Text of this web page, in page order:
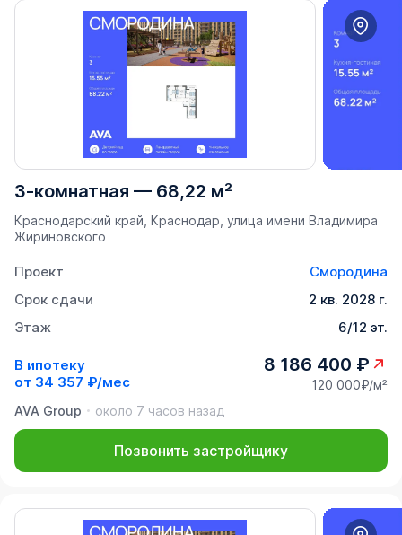
3-комнатная — 68,22 м²
Краснодарский край, Краснодар, улица имени Владимира
Жириновского
Проект
Смородина
Срок сдачи
2 кв. 2028 г.
Этаж
6/12 эт.
В ипотеку
от 34 357 ₽/мес
8 186 400 ₽
120 000₽/м²
AVA Group
около 7 часов назад
Позвонить застройщику